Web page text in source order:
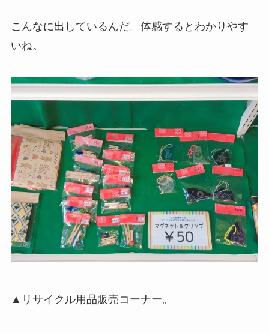
こんなに出しているんだ。体感するとわかりやす
いね。
▲リサイクル用品販売コーナー。